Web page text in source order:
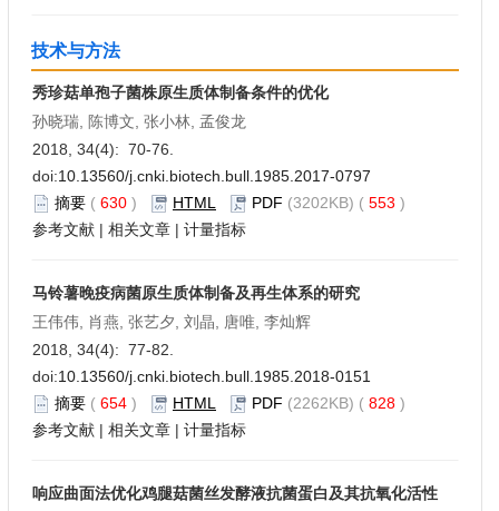
技术与方法
秀珍菇单孢子菌株原生质体制备条件的优化
孙晓瑞, 陈博文, 张小林, 孟俊龙
2018, 34(4): 70-76.
doi:10.13560/j.cnki.biotech.bull.1985.2017-0797
摘要 ( 630 ) HTML PDF (3202KB) ( 553 )
参考文献 | 相关文章 | 计量指标
马铃薯晚疫病菌原生质体制备及再生体系的研究
王伟伟, 肖燕, 张艺夕, 刘晶, 唐唯, 李灿辉
2018, 34(4): 77-82.
doi:10.13560/j.cnki.biotech.bull.1985.2018-0151
摘要 ( 654 ) HTML PDF (2262KB) ( 828 )
参考文献 | 相关文章 | 计量指标
响应曲面法优化鸡腿菇菌丝发酵液抗菌蛋白及其抗氧化活性